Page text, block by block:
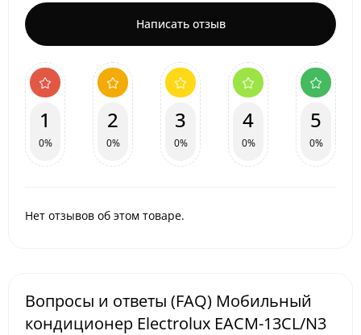
Написать отзыв
1
0%
2
0%
3
0%
4
0%
5
0%
Нет отзывов об этом товаре.
Вопросы и ответы (FAQ) Мобильный
кондиционер Electrolux EACM-13CL/N3